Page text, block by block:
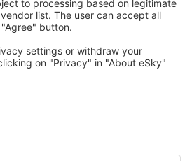
mil. de opţiuni: hoteluri, cabane,
de către utilizatorii eSky